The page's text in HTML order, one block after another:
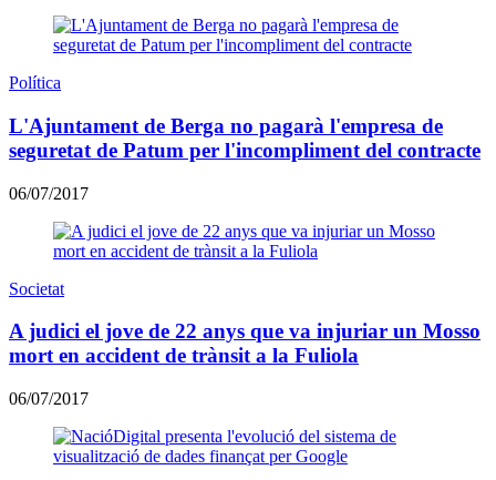
Política
L'Ajuntament de Berga no pagarà l'empresa de
seguretat de Patum per l'incompliment del contracte
06/07/2017
Societat
A judici el jove de 22 anys que va injuriar un Mosso
mort en accident de trànsit a la Fuliola
06/07/2017